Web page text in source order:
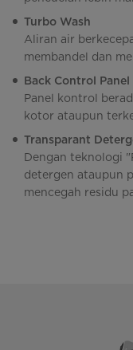
Turbo Wash
Aliran air
membandel dan
Back Control Panel
Panel kontrol
kotor ataupun
Transparant
Dengan teknologi
detergen ataupun
mencegah residu